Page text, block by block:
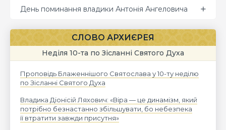
День поминання владики Антонія Ангеловича
СЛОВО АРХИЄРЕЯ
Неділя 10-та по Зісланні Святого Духа
Проповідь Блаженнішого Святослава у 10-ту неділю
по Зісланні Святого Духа
Владика Діонісій Ляхович: «Віра — це динамізм, який
потрібно безнастанно збільшувати, бо небезпека
її втратити завжди присутня»